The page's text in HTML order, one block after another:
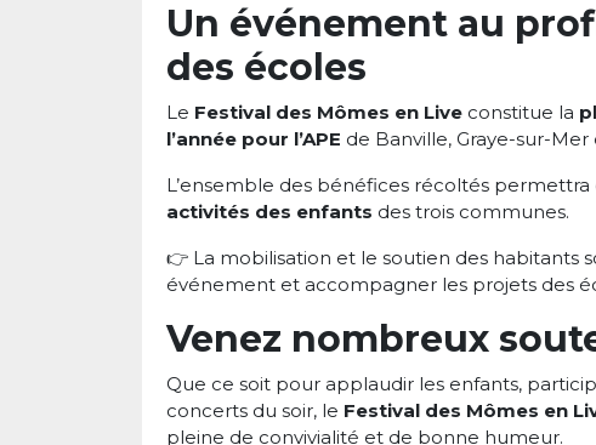
Un événement au
des écoles
Le Festival des Mômes en Live constitue la
l’année pour l’APE de Banville, Graye-sur-
L’ensemble des bénéfices récoltés
activités des enfants des trois communes.
👉 La mobilisation et le soutien des habitants
événement et accompagner les projets des
Venez nombreux
Que ce soit pour applaudir les enfants,
concerts du soir, le Festival des Mômes en
pleine de convivialité et de bonne humeur.